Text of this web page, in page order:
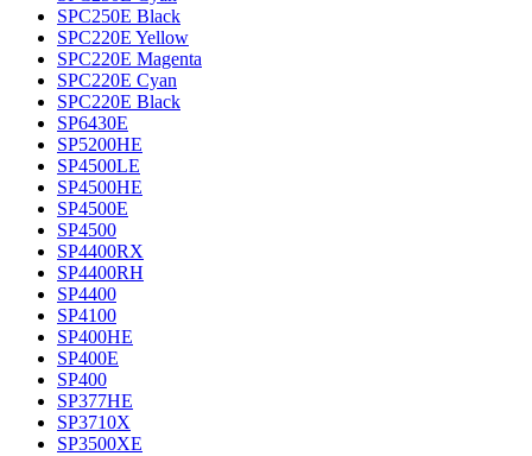
SPC250E Black
SPC220E Yellow
SPC220E Magenta
SPC220E Cyan
SPC220E Black
SP6430E
SP5200HE
SP4500LE
SP4500HE
SP4500E
SP4500
SP4400RX
SP4400RH
SP4400
SP4100
SP400HE
SP400E
SP400
SP377HE
SP3710X
SP3500XE